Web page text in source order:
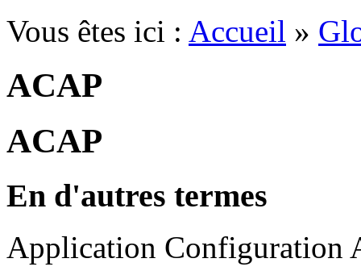
Vous êtes ici : Accueil »
ACAP
ACAP
En d'autres termes
Application Configuration